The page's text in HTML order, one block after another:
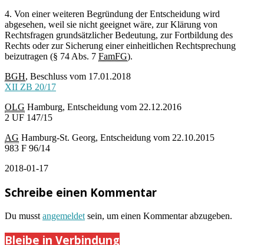
4. Von einer weiteren Begründung der Entscheidung wird
abgesehen, weil sie nicht geeignet wäre, zur Klärung von
Rechtsfragen grundsätzlicher Bedeutung, zur Fortbildung des
Rechts oder zur Sicherung einer einheitlichen Rechtsprechung
beizutragen (§ 74 Abs. 7 FamFG).
BGH, Beschluss vom 17.01.2018
XII ZB 20/17
OLG Hamburg, Entscheidung vom 22.12.2016
2 UF 147/15
AG Hamburg-St. Georg, Entscheidung vom 22.10.2015
983 F 96/14
2018-01-17
Schreibe einen Kommentar
Du musst angemeldet sein, um einen Kommentar abzugeben.
Bleibe in Verbindung